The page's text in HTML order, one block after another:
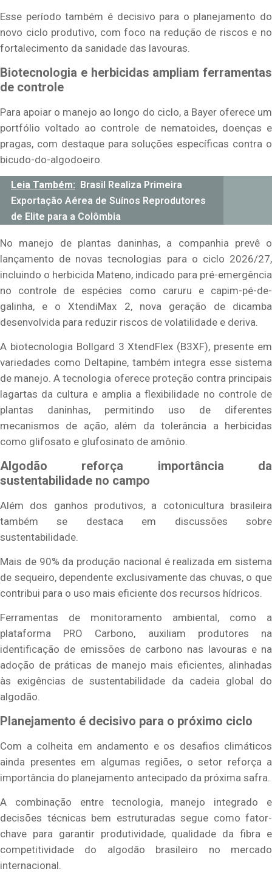
Esse período também é decisivo para o planejamento do
novo ciclo produtivo, com foco na redução de riscos e no
fortalecimento da sanidade das lavouras.
Biotecnologia e herbicidas ampliam ferramentas
de controle
Para apoiar o manejo ao longo do ciclo, a Bayer oferece um
portfólio voltado ao controle de nematoides, doenças e
pragas, com destaque para soluções específicas contra o
bicudo-do-algodoeiro.
Leia Também: Brasil Realiza Primeira
Exportação Aérea de Suínos Reprodutores
de Elite para a Colômbia
No manejo de plantas daninhas, a companhia prevê o
lançamento de novas tecnologias para o ciclo 2026/27,
incluindo o herbicida Mateno, indicado para pré-emergência
no controle de espécies como caruru e capim-pé-de-
galinha, e o XtendiMax 2, nova geração de dicamba
desenvolvida para reduzir riscos de volatilidade e deriva.
A biotecnologia Bollgard 3 XtendFlex (B3XF), presente em
variedades como Deltapine, também integra esse sistema
de manejo. A tecnologia oferece proteção contra principais
lagartas da cultura e amplia a flexibilidade no controle de
plantas daninhas, permitindo uso de diferentes
mecanismos de ação, além da tolerância a herbicidas
como glifosato e glufosinato de amônio.
Algodão reforça importância da
sustentabilidade no campo
Além dos ganhos produtivos, a cotonicultura brasileira
também se destaca em discussões sobre
sustentabilidade.
Mais de 90% da produção nacional é realizada em sistema
de sequeiro, dependente exclusivamente das chuvas, o que
contribui para o uso mais eficiente dos recursos hídricos.
Ferramentas de monitoramento ambiental, como a
plataforma PRO Carbono, auxiliam produtores na
identificação de emissões de carbono nas lavouras e na
adoção de práticas de manejo mais eficientes, alinhadas
às exigências de sustentabilidade da cadeia global do
algodão.
Planejamento é decisivo para o próximo ciclo
Com a colheita em andamento e os desafios climáticos
ainda presentes em algumas regiões, o setor reforça a
importância do planejamento antecipado da próxima safra.
A combinação entre tecnologia, manejo integrado e
decisões técnicas bem estruturadas segue como fator-
chave para garantir produtividade, qualidade da fibra e
competitividade do algodão brasileiro no mercado
internacional.